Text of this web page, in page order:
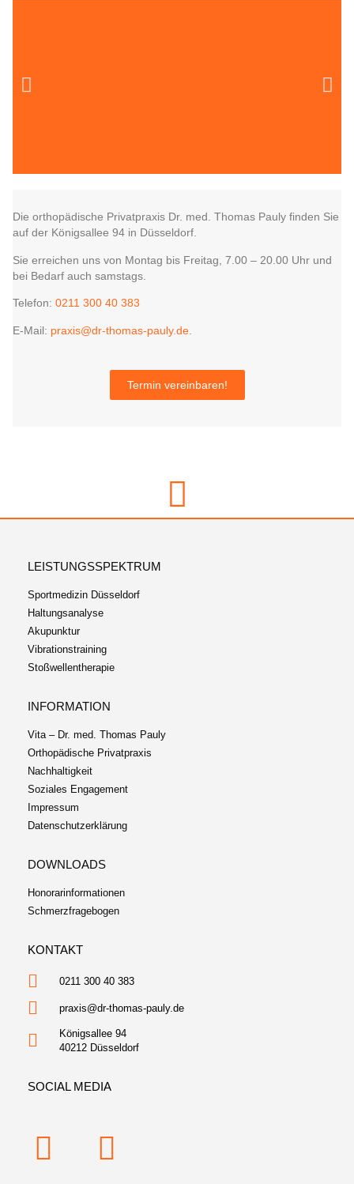
Die orthopädische Privatpraxis Dr. med. Thomas Pauly finden Sie
auf der Königsallee 94 in Düsseldorf.
Sie erreichen uns von Montag bis Freitag, 7.00 – 20.00 Uhr und
bei Bedarf auch samstags.
Telefon: 0211 300 40 383
E-Mail: praxis@dr-thomas-pauly.de
Termin vereinbaren!
LEISTUNGSSPEKTRUM
Sportmedizin Düsseldorf
Haltungsanalyse
Akupunktur
Vibrationstraining
Stoßwellentherapie
INFORMATION
Vita – Dr. med. Thomas Pauly
Orthopädische Privatpraxis
Nachhaltigkeit
Soziales Engagement
Impressum
Datenschutzerklärung
DOWNLOADS
Honorarinformationen
Schmerzfragebogen
KONTAKT
0211 300 40 383
praxis@dr-thomas-pauly.de
Königsallee 94
40212 Düsseldorf
SOCIAL MEDIA